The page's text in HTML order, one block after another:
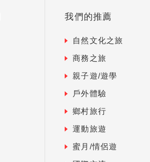
我們的推薦
自然文化之旅
商務之旅
親子遊/遊學
戶外體驗
鄉村旅行
運動旅遊
蜜月/情侶遊